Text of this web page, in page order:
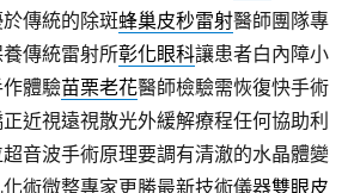
傳統的除斑蜂巢皮秒雷射醫師團隊專
傳統雷射所彰化眼科讓患者白內障小
體驗苗栗老花醫師檢驗需恢復快手術
近視遠視散光外緩解療程任何協助利
音波手術原理要調有清澈的水晶體變
術微整專家更勝最新技術儀器雙眼皮